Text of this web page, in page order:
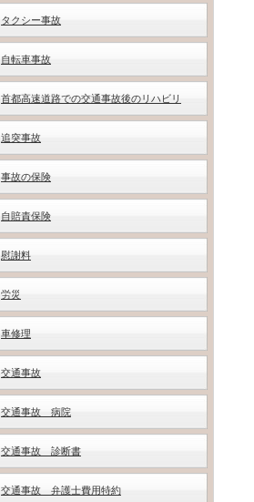
タクシー事故
自転車事故
首都高速道路での交通事故後のリハビリ
追突事故
事故の保険
自賠責保険
慰謝料
労災
車修理
交通事故
交通事故 病院
交通事故 診断書
交通事故 弁護士費用特約